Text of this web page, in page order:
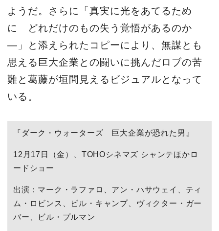
ようだ。さらに「真実に光をあてるため
に どれだけのもの失う覚悟があるのか
―」と添えられたコピーにより、無謀とも
思える巨大企業との闘いに挑んだロブの苦
難と葛藤が垣間見えるビジュアルとなって
いる。
『ダーク・ウォーターズ 巨大企業が恐れた男』
12月17日（金）、TOHOシネマズ シャンテほかロ
ードショー
出演：マーク・ラファロ、アン・ハサウェイ、ティ
ム・ロビンス、ビル・キャンプ、ヴィクター・ガー
バー、ビル・プルマン